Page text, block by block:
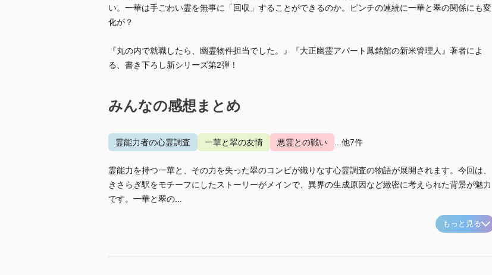
い。一華は手ごわい霊を無事に「回収」することができるのか。ピンチの連続に一華と翠の関係にも変
化が？
『丸の内で就職したら、幽霊物件担当でした。』『大正幽霊アパート鳳銘館の新米管理人』著者によ
る、書き下ろし新シリーズ第2弾！
みんなの感想まとめ
霊能力者の心霊調査 一華と翠の友情 悪霊との戦い ...他7件
霊能力を持つ一華と、その力を失った翠のコンビが織りなす心霊調査の物語が展開されます。今回は、
きさらぎ駅をモチーフにしたストーリーがメインで、異界の生成原因など緻密に考えられた背景が魅力
です。一華と翠の...
もっと見る